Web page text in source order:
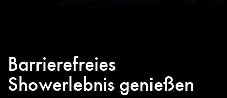
Barrierefreies
Showerlebnis genießen